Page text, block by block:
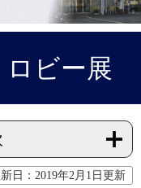
ビー展
日：2019年2月1日更新